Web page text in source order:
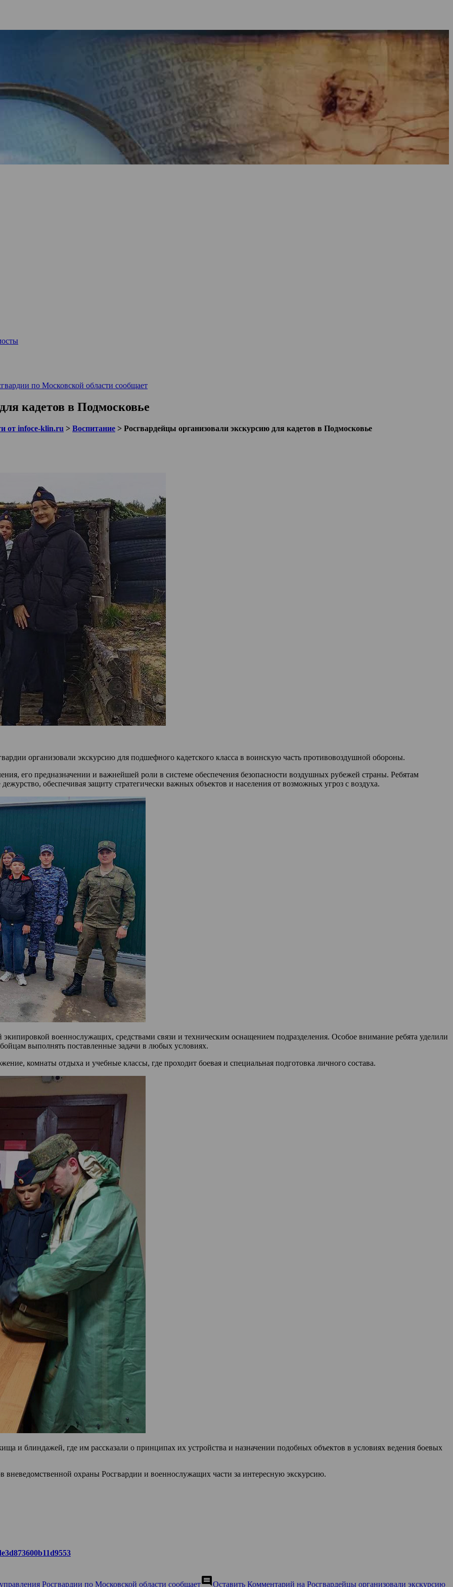
по Московской области сообщает
кадетов в Подмосковье
от infoce-klin.ru > Воспитание > Росгвардейцы организовали экскурсию для кадетов в Подмосковье
организовали экскурсию для подшефного кадетского класса в воинскую часть противовоздушной обороны.
его предназначении и важнейшей роли в системе обеспечения безопасности воздушных рубежей страны. Ребятам
обеспечивая защиту стратегически важных объектов и населения от возможных угроз с воздуха.
военнослужащих, средствами связи и техническим оснащением подразделения. Особое внимание ребята уделили
выполнять поставленные задачи в любых условиях.
комнаты отдыха и учебные классы, где проходит боевая и специальная подготовка личного состава.
и блиндажей, где им рассказали о принципах их устройства и назначении подобных объектов в условиях ведения боевых
вневедомственной охраны Росгвардии и военнослужащих части за интересную экскурсию.
Росгвардии по Московской области сообщаетcomment Оставить Комментарий на Росгвардейцы организовали экскурсию